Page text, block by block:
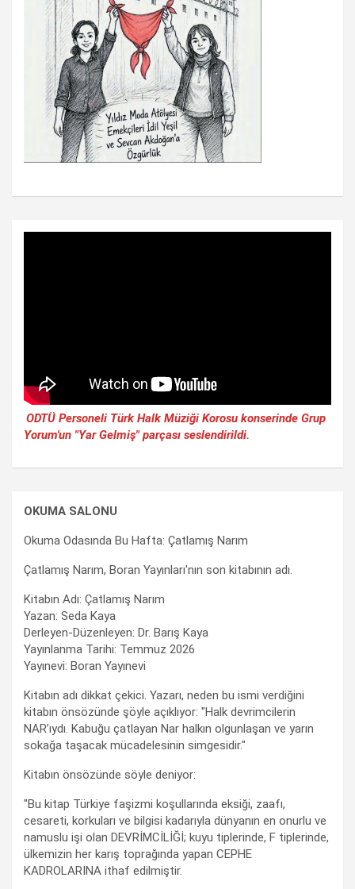
ODTÜ Personeli Türk Halk Müziği Korosu konserinde Grup
Yorum'un "Yar Gelmiş" parçası seslendirildi.
OKUMA SALONU
Okuma Odasında Bu Hafta: Çatlamış Narım
Çatlamış Narım, Boran Yayınları'nın son kitabının adı.
Kitabın Adı: Çatlamış Narım
Yazan: Seda Kaya
Derleyen-Düzenleyen: Dr. Barış Kaya
Yayınlanma Tarihi: Temmuz 2026
Yayınevi: Boran Yayınevi
Kitabın adı dikkat çekici. Yazarı, neden bu ismi verdiğini
kitabın önsözünde şöyle açıklıyor: "Halk devrimcilerin
NAR’ıydı. Kabuğu çatlayan Nar halkın olgunlaşan ve yarın
sokağa taşacak mücadelesinin simgesidir."
Kitabın önsözünde söyle deniyor:
"Bu kitap Türkiye faşizmi koşullarında eksiği, zaafı,
cesareti, korkuları ve bilgisi kadarıyla dünyanın en onurlu ve
namuslu işi olan DEVRİMCİLİĞİ; kuyu tiplerinde, F tiplerinde,
ülkemizin her karış toprağında yapan CEPHE
KADROLARINA ithaf edilmiştir.